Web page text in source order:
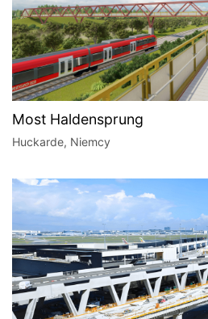
Most Haldensprung
Huckarde, Niemcy